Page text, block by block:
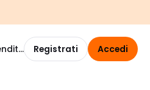
Registrati Accedi